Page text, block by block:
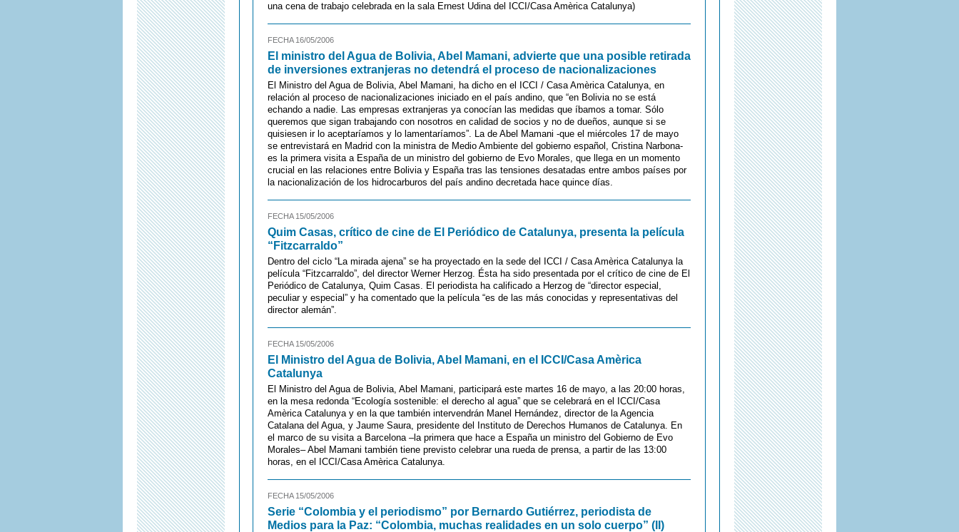
una cena de trabajo celebrada en la sala Ernest Udina del ICCI/Casa Amèrica Catalunya)
FECHA 16/05/2006
El ministro del Agua de Bolivia, Abel Mamani, advierte que una posible retirada
de inversiones extranjeras no detendrá el proceso de nacionalizaciones
El Ministro del Agua de Bolivia, Abel Mamani, ha dicho en el ICCI / Casa Amèrica Catalunya, en
relación al proceso de nacionalizaciones iniciado en el país andino, que “en Bolivia no se está
echando a nadie. Las empresas extranjeras ya conocían las medidas que íbamos a tomar. Sólo
queremos que sigan trabajando con nosotros en calidad de socios y no de dueños, aunque si se
quisiesen ir lo aceptaríamos y lo lamentaríamos”. La de Abel Mamani -que el miércoles 17 de mayo
se entrevistará en Madrid con la ministra de Medio Ambiente del gobierno español, Cristina Narbona-
es la primera visita a España de un ministro del gobierno de Evo Morales, que llega en un momento
crucial en las relaciones entre Bolivia y España tras las tensiones desatadas entre ambos países por
la nacionalización de los hidrocarburos del país andino decretada hace quince días.
FECHA 15/05/2006
Quim Casas, crítico de cine de El Periódico de Catalunya, presenta la película
“Fitzcarraldo”
Dentro del ciclo “La mirada ajena” se ha proyectado en la sede del ICCI / Casa Amèrica Catalunya la
película “Fitzcarraldo”, del director Werner Herzog. Ésta ha sido presentada por el crítico de cine de El
Periódico de Catalunya, Quim Casas. El periodista ha calificado a Herzog de “director especial,
peculiar y especial” y ha comentado que la película “es de las más conocidas y representativas del
director alemán”.
FECHA 15/05/2006
El Ministro del Agua de Bolivia, Abel Mamani, en el ICCI/Casa Amèrica
Catalunya
El Ministro del Agua de Bolivia, Abel Mamani, participará este martes 16 de mayo, a las 20:00 horas,
en la mesa redonda “Ecología sostenible: el derecho al agua” que se celebrará en el ICCI/Casa
Amèrica Catalunya y en la que también intervendrán Manel Hernández, director de la Agencia
Catalana del Agua, y Jaume Saura, presidente del Instituto de Derechos Humanos de Catalunya. En
el marco de su visita a Barcelona –la primera que hace a España un ministro del Gobierno de Evo
Morales– Abel Mamani también tiene previsto celebrar una rueda de prensa, a partir de las 13:00
horas, en el ICCI/Casa Amèrica Catalunya.
FECHA 15/05/2006
Serie “Colombia y el periodismo” por Bernardo Gutiérrez, periodista de
Medios para la Paz: “Colombia, muchas realidades en un solo cuerpo” (II)